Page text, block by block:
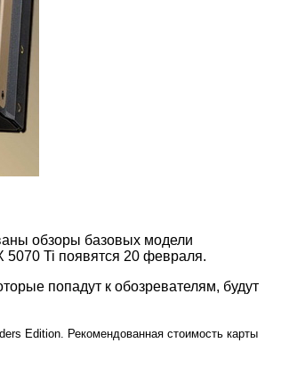
обзоры базовых модели
Ti появятся 20 февраля.
попадут к обозревателям, будут
Edition. Рекомендованная стоимость карты